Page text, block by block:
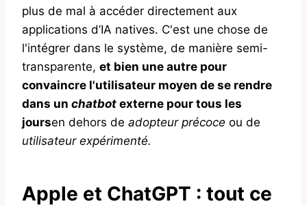
plus de mal à accéder directement aux
applications d’IA natives. C'est une chose de
l'intégrer dans le système, de manière semi-
transparente, et bien une autre pour
convaincre l'utilisateur moyen de se rendre
dans un chatbot externe pour tous les
joursen dehors de adopteur précoce ou de
utilisateur expérimenté.
Apple et ChatGPT : tout ce